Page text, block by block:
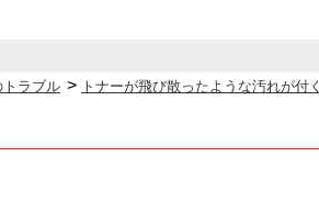
トラブル > トナーが飛び散ったような汚れが付く